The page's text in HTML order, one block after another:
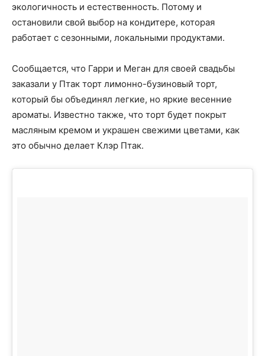
экологичность и естественность. Потому и
остановили свой выбор на кондитере, которая
работает с сезонными, локальными продуктами.
Сообщается, что Гарри и Меган для своей свадьбы
заказали у Птак торт лимонно-бузиновый торт,
который бы объединял легкие, но яркие весенние
ароматы. Известно также, что торт будет покрыт
масляным кремом и украшен свежими цветами, как
это обычно делает Клэр Птак.